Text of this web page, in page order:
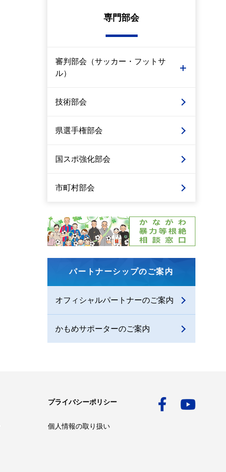
専門部会
審判部会（サッカー・フットサ
ル）
技術部会
県選手権部会
国スポ強化部会
市町村部会
パートナーシップのご案内
オフィシャルパートナーのご案内
かもめサポーターのご案内
プライバシーポリシー
個人情報の取り扱い